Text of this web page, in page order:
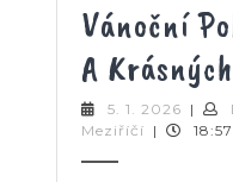
Vánoční
A
5. 1. 2026 5.|
Meziříčí Dětský
| 18:57